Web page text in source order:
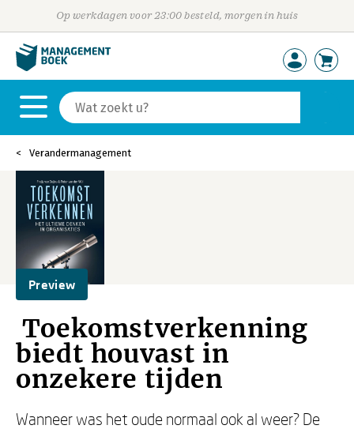
Op werkdagen voor 23:00 besteld, morgen in huis
Verandermanagement
Preview
Toekomstverkenning
biedt houvast in
onzekere tijden
Wanneer was het oude normaal ook al weer? De